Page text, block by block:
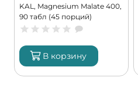
KAL, Magnesium Malate 400,
90 табл (45 порций)
В корзину